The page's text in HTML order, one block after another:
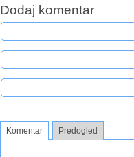
Dodaj komentar
Komentar Predogled